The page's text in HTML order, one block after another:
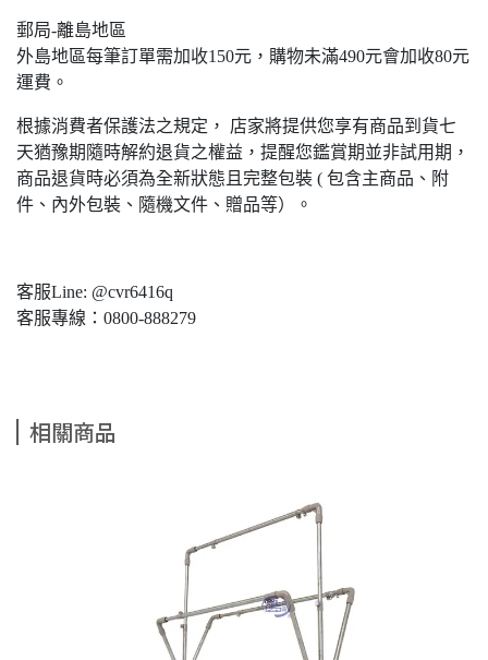
郵局-離島地區
外島地區每筆訂單需加收150元，購物未滿490元會加收80元
運費。
根據消費者保護法之規定， 店家將提供您享有商品到貨七
天猶豫期隨時解約退貨之權益，提醒您鑑賞期並非試用期，
商品退貨時必須為全新狀態且完整包裝 ( 包含主商品、附
件、內外包裝、隨機文件、贈品等）。
客服Line: @cvr6416q
客服專線：0800-888279
相關商品